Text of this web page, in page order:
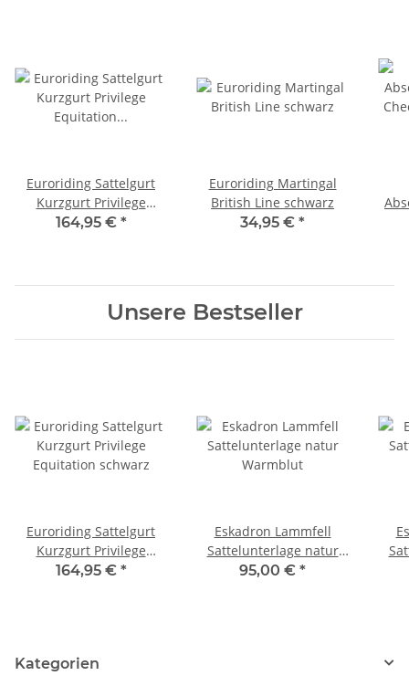
Euroriding Sattelgurt
Kurzgurt Privilege
Equitation schwarz 55
164,95 € *
Euroriding Martingal
British Line schwarz
34,95 € *
Unsere Bestseller
Euroriding Sattelgurt
Kurzgurt Privilege
Equitation schwarz
164,95 € *
Eskadron Lammfell
Sattelunterlage natur
Warmblut
95,00 € *
Kategorien